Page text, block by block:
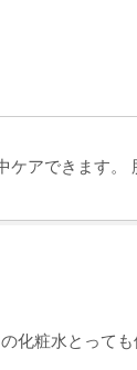
アできます。
化粧水とっても